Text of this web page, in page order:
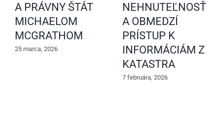
A PRÁVNY ŠTÁT
MICHAELOM
MCGRATHOM
25 marca, 2026
A OBMEDZÍ
PRÍSTUP K
INFORMÁCIÁM Z
KATASTRA
7 februára, 2026